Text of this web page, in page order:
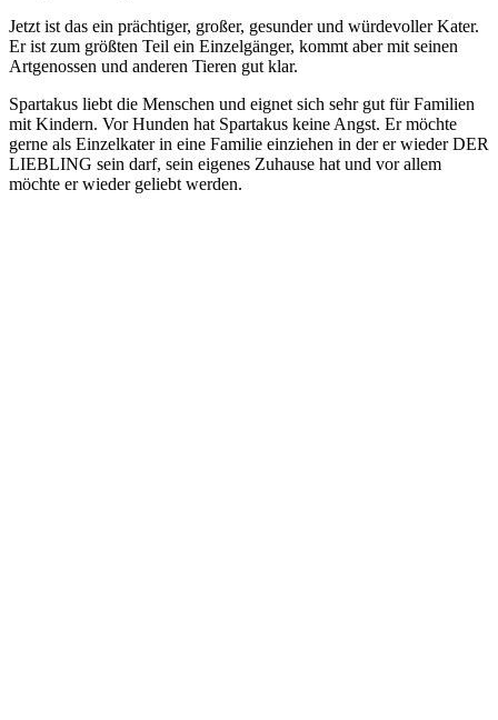
Jetzt ist das ein prächtiger, großer, gesunder und würdevoller Kater.
Er ist zum größten Teil ein Einzelgänger, kommt aber mit seinen
Artgenossen und anderen Tieren gut klar.
Spartakus liebt die Menschen und eignet sich sehr gut für Familien
mit Kindern. Vor Hunden hat Spartakus keine Angst. Er möchte
gerne als Einzelkater in eine Familie einziehen in der er wieder DER
LIEBLING sein darf, sein eigenes Zuhause hat und vor allem
möchte er wieder geliebt werden.